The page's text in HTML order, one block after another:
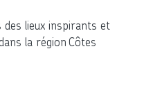
des lieux inspirants et
la région Côtes